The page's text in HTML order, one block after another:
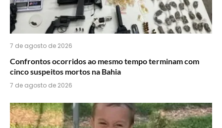
7 de agosto de 2026
Confrontos ocorridos ao mesmo tempo terminam com
cinco suspeitos mortos na Bahia
7 de agosto de 2026